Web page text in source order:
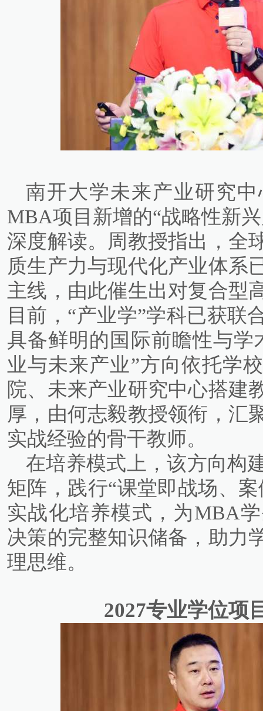
南开大学未来产业研究
MBA项目新增的“战略性新
深度解读。周教授指出，全
质生产力与现代化产业体系
主线，由此催生出对复合型
目前，“产业学”学科已获联
具备鲜明的国际前瞻性与学
业与未来产业”方向依托学
院、未来产业研究中心搭建
厚，由何志毅教授领衔，汇
实战经验的骨干教师。
在培养模式上，该方向构
矩阵，践行“课堂即战场、
实战化培养模式，为MBA
决策的完整知识储备，助力
理思维。
2027专业学位项